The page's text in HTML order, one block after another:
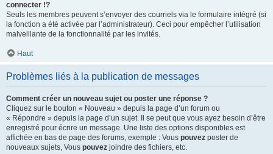
connecter !?
Seuls les membres peuvent s’envoyer des courriels via le formulaire intégré (si
la fonction a été activée par l’administrateur). Ceci pour empêcher l’utilisation
malveillante de la fonctionnalité par les invités.
Haut
Problèmes liés à la publication de messages
Comment créer un nouveau sujet ou poster une réponse ?
Cliquez sur le bouton « Nouveau » depuis la page d’un forum ou
« Répondre » depuis la page d’un sujet. Il se peut que vous ayez besoin d’être
enregistré pour écrire un message. Une liste des options disponibles est
affichée en bas de page des forums, exemple : Vous pouvez poster de
nouveaux sujets, Vous pouvez joindre des fichiers, etc.